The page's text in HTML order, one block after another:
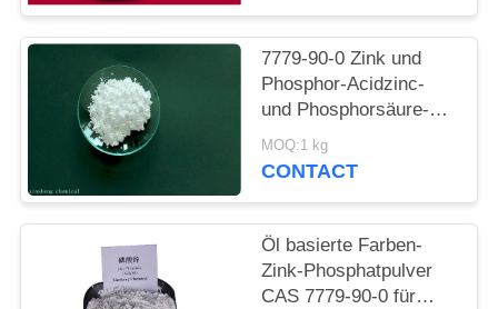
7779-90-0 Zink und
Phosphor-Acidzinc-
und Phosphorsäure-
ätzende Antifarbe für
Stahl
MOQ:1 kg
CONTACT
Öl basierte Farben-
Zink-Phosphatpulver
CAS 7779-90-0 für